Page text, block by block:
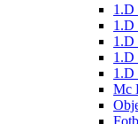
1.D
1.D
1.D
1.D
1.D
Mc